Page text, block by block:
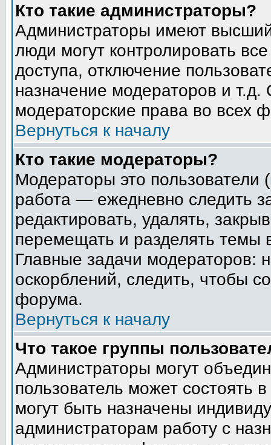
Кто такие администраторы?
Администраторы имеют
люди могут контролировать
доступа, отключение
назначение модераторов и
модераторские права во всех
Вернуться к началу
Кто такие модераторы?
Модераторы это пользователи
работа — ежедневно следить
редактировать, удалять,
перемещать и разделять темы
Главные задачи модераторов:
оскорблений, следить, чтобы
форума.
Вернуться к началу
Что такое группы
Администраторы могут
пользователь может состоять
могут быть назначены
администраторам работу с